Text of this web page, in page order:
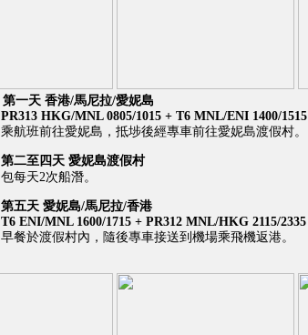
第一天 香港/馬尼拉/愛妮島
PR313 HKG/MNL 0805/1015 + T6 MNL/ENI 1400/1515
乘航班前往愛妮島，抵埗後經專車前往愛妮島渡假村。
第二至四天 愛妮島渡假村
包每天2次船潛。
第五天 愛妮島/馬尼拉/香港
T6 ENI/MNL 1600/1715 + PR312 MNL/HKG 2115/2335
早餐於渡假村內，隨後專車接送到機場乘飛機返港。